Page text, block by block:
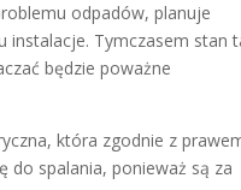
odpadów, planuje
instalacje. Tymczasem stan
będzie poważne
która zgodnie z
do spalania, ponieważ są za